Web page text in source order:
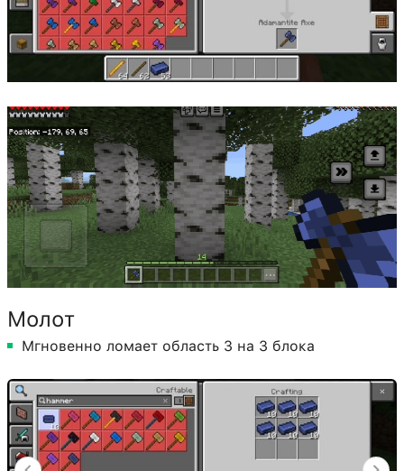
Молот
Мгновенно ломает область 3 на 3 блока